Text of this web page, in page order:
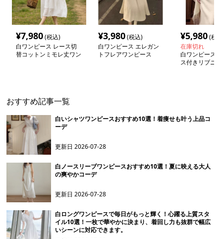
¥7,980(税込)
白ワンピース レース切
替コットンミモレ丈ワン
¥3,980(税込)
白ワンピース エレガン
トフレアワンピース
¥5,980(税
在庫切れ
白ワンピース
ス付きリブニ
おすすめ記事一覧
白いシャツワンピースおすすめ10選！着痩せも叶う上品コ
ーデ
更新日2026-07-28
白ノースリーブワンピースおすすめ10選！夏に映える大人
の爽やかコーデ
更新日2026-07-28
白ロングワンピースで毎日がもっと輝く！心躍る上質スタ
イル10選！一枚で華やかに決まり、着回し力も抜群で幅広
いシーンに対応できます。